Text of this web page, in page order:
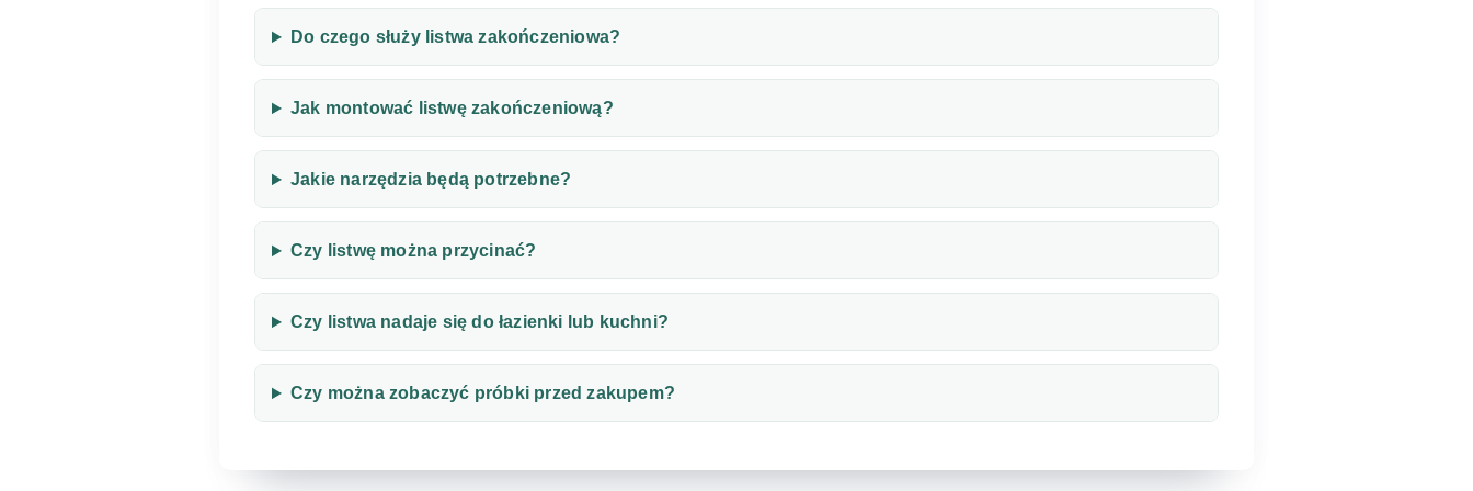
Do czego służy listwa zakończeniowa?
Jak montować listwę zakończeniową?
Jakie narzędzia będą potrzebne?
Czy listwę można przycinać?
Czy listwa nadaje się do łazienki lub kuchni?
Czy można zobaczyć próbki przed zakupem?